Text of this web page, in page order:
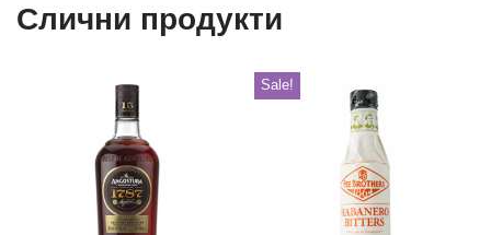
Слични продукти
Sale!